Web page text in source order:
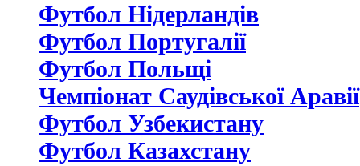
Футбол Нідерландiв
Футбол Португалії
Футбол Польщі
Чемпіонат Саудівської Аравії
Футбол Узбекистану
Футбол Казахстану